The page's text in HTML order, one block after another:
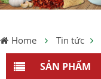
Home Tin tức
SẢN PHẨM